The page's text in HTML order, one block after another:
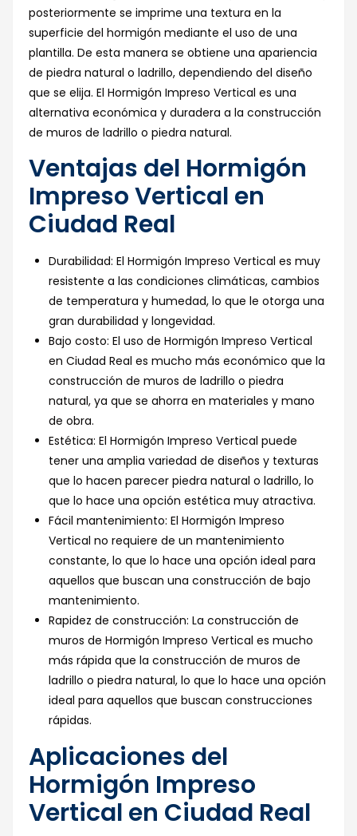
posteriormente se imprime una textura en la
superficie del hormigón mediante el uso de una
plantilla. De esta manera se obtiene una apariencia
de piedra natural o ladrillo, dependiendo del diseño
que se elija. El Hormigón Impreso Vertical es una
alternativa económica y duradera a la construcción
de muros de ladrillo o piedra natural.
Ventajas del Hormigón
Impreso Vertical en
Ciudad Real
Durabilidad: El Hormigón Impreso Vertical es muy
resistente a las condiciones climáticas, cambios
de temperatura y humedad, lo que le otorga una
gran durabilidad y longevidad.
Bajo costo: El uso de Hormigón Impreso Vertical
en Ciudad Real es mucho más económico que la
construcción de muros de ladrillo o piedra
natural, ya que se ahorra en materiales y mano
de obra.
Estética: El Hormigón Impreso Vertical puede
tener una amplia variedad de diseños y texturas
que lo hacen parecer piedra natural o ladrillo, lo
que lo hace una opción estética muy atractiva.
Fácil mantenimiento: El Hormigón Impreso
Vertical no requiere de un mantenimiento
constante, lo que lo hace una opción ideal para
aquellos que buscan una construcción de bajo
mantenimiento.
Rapidez de construcción: La construcción de
muros de Hormigón Impreso Vertical es mucho
más rápida que la construcción de muros de
ladrillo o piedra natural, lo que lo hace una opción
ideal para aquellos que buscan construcciones
rápidas.
Aplicaciones del
Hormigón Impreso
Vertical en Ciudad Real